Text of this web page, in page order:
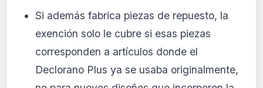
Si además fabrica piezas de repuesto, la
exención solo le cubre si esas piezas
corresponden a artículos donde el
Declorano Plus ya se usaba originalmente,